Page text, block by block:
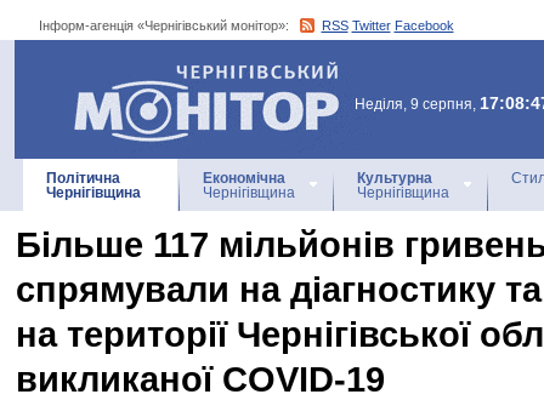
Інформ-агенція «Чернігівський монітор»: RSS Twitter Facebook
Інформ-агенція
«Чернігівський монітор»
Неділя, 9 серпня,
Політична
Чернігівщина
Економічна
Чернігівщина
Культурна
Чернігівщина
Більше 117 мільйонів
спрямували на діагностику
на території Чернігівської
викликаної COVID-19